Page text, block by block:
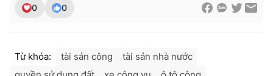
Tổng đài VTV: 024.38 355 931 - 024.38 355 932
Liên hệ quảng cáo: 024-7300.7108
0 0
Từ khóa: tài sản công
tài sản nhà nước